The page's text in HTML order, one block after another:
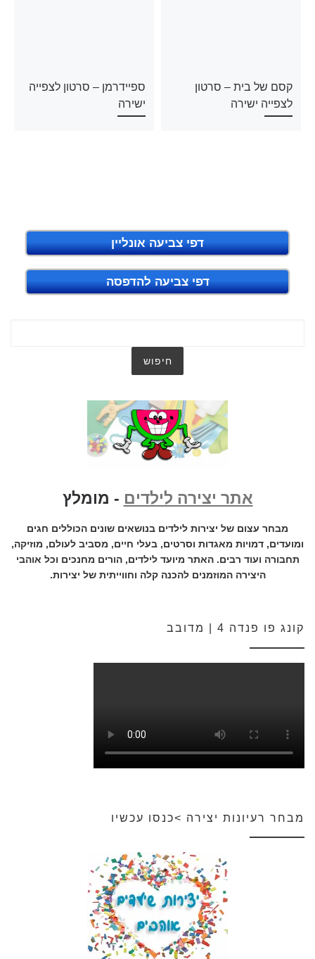
קסם של בית – סרטון
לצפייה ישירה
ספיידרמן – סרטון לצפייה
ישירה
דפי צביעה אונליין
דפי צביעה להדפסה
אתר יצירה לילדים - מומלץ
מבחר עצום של יצירות לילדים בנושאים שונים הכוללים חגים
ומועדים, דמויות מאגדות וסרטים, בעלי חיים, מסביב לעולם, מוזיקה,
תחבורה ועוד רבים. האתר מיועד לילדים, הורים מחנכים וכל אוהבי
היצירה המוזמנים להכנה קלה וחווייתית של יצירות.
קונג פו פנדה 4 | מדובב
מבחר רעיונות יצירה >כנסו עכשיו